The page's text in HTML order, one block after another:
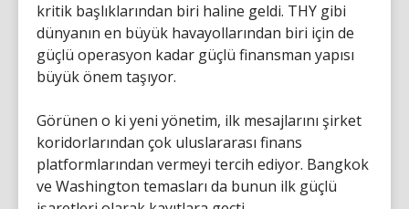
kritik başlıklarından biri haline geldi. THY gibi
dünyanın en büyük havayollarından biri için de
güçlü operasyon kadar güçlü finansman yapısı
büyük önem taşıyor.
Görünen o ki yeni yönetim, ilk mesajlarını şirket
koridorlarından çok uluslararası finans
platformlarından vermeyi tercih ediyor. Bangkok
ve Washington temasları da bunun ilk güçlü